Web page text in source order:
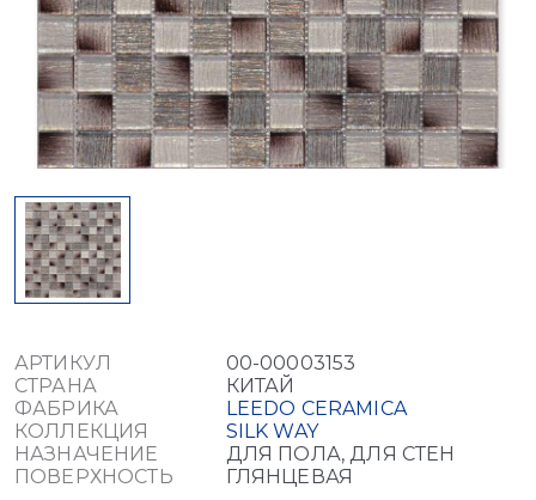
АРТИКУЛ
00-00003153
СТРАНА
КИТАЙ
ФАБРИКА
LEEDO CERAMICA
КОЛЛЕКЦИЯ
SILK WAY
НАЗНАЧЕНИЕ
ДЛЯ ПОЛА, ДЛЯ СТЕН
ПОВЕРХНОСТЬ
ГЛЯНЦЕВАЯ